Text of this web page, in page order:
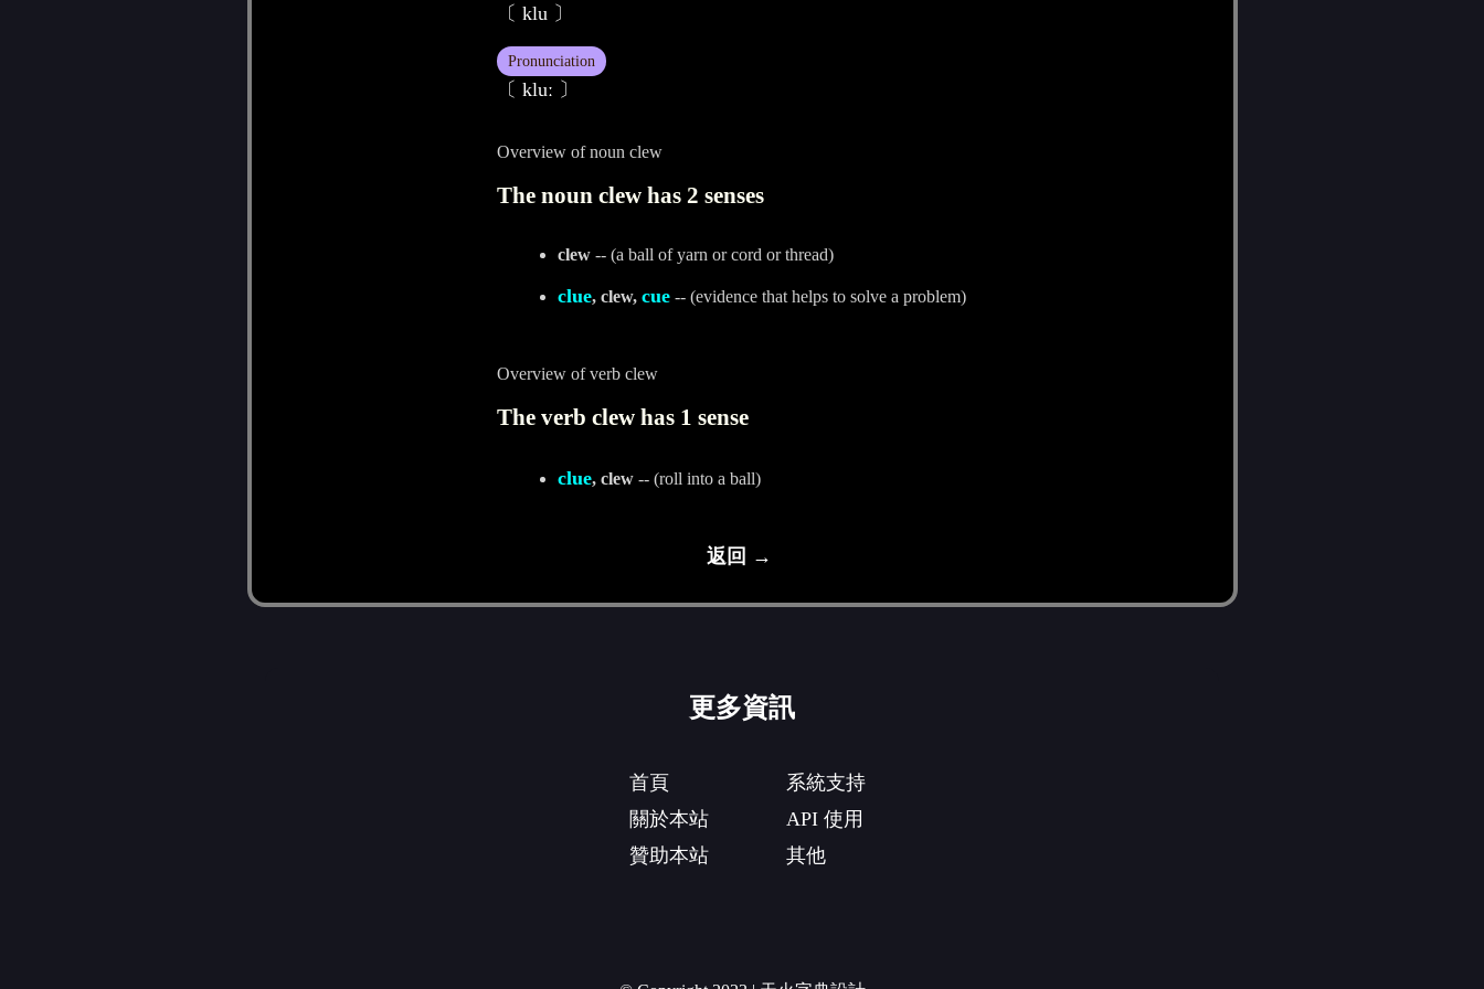
〔 klu 〕
Pronunciation
〔 kluː 〕
Overview of noun clew
The noun clew has 2 senses
clew-- (a ball of yarn or cord or thread)
clue, clew, cue-- (evidence that helps to solve a problem)
Overview of verb clew
The verb clew has 1 sense
clue, clew-- (roll into a ball)
返回 →
更多資訊
首頁
關於本站
贊助本站
系統支持
API 使用
其他